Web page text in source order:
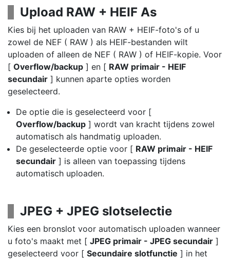
Upload RAW + HEIF As
Kies bij het uploaden van RAW + HEIF-foto's of u
zowel de NEF ( RAW ) als HEIF-bestanden wilt
uploaden of alleen de NEF ( RAW ) of HEIF-kopie. Voor
[ Overflow/backup ] en [ RAW primair - HEIF
secundair ] kunnen aparte opties worden
geselecteerd.
De optie die is geselecteerd voor [
Overflow/backup ] wordt van kracht tijdens zowel
automatisch als handmatig uploaden.
De geselecteerde optie voor [ RAW primair - HEIF
secundair ] is alleen van toepassing tijdens
automatisch uploaden.
JPEG + JPEG slotselectie
Kies een bronslot voor automatisch uploaden wanneer
u foto's maakt met [ JPEG primair - JPEG secundair ]
geselecteerd voor [ Secundaire slotfunctie ] in het